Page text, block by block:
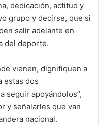
dedicación, actitud y
grupo y decirse, que si
salir adelante en
del deporte.
vienen, dignifiquen a
estas dos
seguir apoyándolos”,
y señalarles que van
nacional.